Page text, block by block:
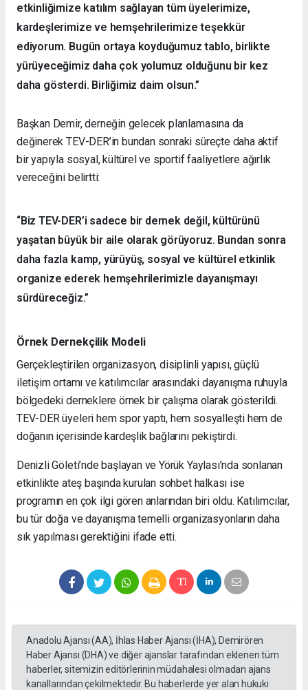
etkinliğimize katılım sağlayan tüm üyelerimize,
kardeşlerimize ve hemşehrilerimize teşekkür
ediyorum. Bugün ortaya koyduğumuz tablo, birlikte
yürüyeceğimiz daha çok yolumuz olduğunu bir kez
daha gösterdi. Birliğimiz daim olsun.”
Başkan Demir, derneğin gelecek planlamasına da
değinerek TEV-DER’in bundan sonraki süreçte daha aktif
bir yapıyla sosyal, kültürel ve sportif faaliyetlere ağırlık
vereceğini belirtti:
“Biz TEV-DER’i sadece bir dernek değil, kültürünü
yaşatan büyük bir aile olarak görüyoruz. Bundan sonra
daha fazla kamp, yürüyüş, sosyal ve kültürel etkinlik
organize ederek hemşehrilerimizle dayanışmayı
sürdüreceğiz.”
Örnek Dernekçilik Modeli
Gerçekleştirilen organizasyon, disiplinli yapısı, güçlü
iletişim ortamı ve katılımcılar arasındaki dayanışma ruhuyla
bölgedeki derneklere örnek bir çalışma olarak gösterildi.
TEV-DER üyeleri hem spor yaptı, hem sosyalleşti hem de
doğanın içerisinde kardeşlik bağlarını pekiştirdi.
Denizli Göleti’nde başlayan ve Yörük Yaylası’nda sonlanan
etkinlikte ateş başında kurulan sohbet halkası ise
programın en çok ilgi gören anlarından biri oldu. Katılımcılar,
bu tür doğa ve dayanışma temelli organizasyonların daha
sık yapılması gerektiğini ifade etti.
Anadolu Ajansı (AA), İhlas Haber Ajansı (İHA), Demirören
Haber Ajansı (DHA) ve diğer ajanslar tarafından eklenen tüm
haberler, sitemizin editörlerinin müdahalesi olmadan ajans
kanallarından çekilmektedir. Bu haberlerde yer alan hukuki